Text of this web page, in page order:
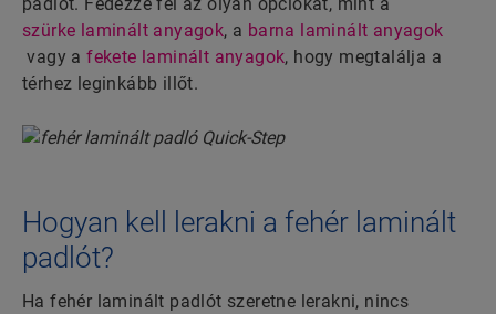
padlót. Fedezze fel az olyan opciókat, mint a
szürke laminált anyagok, a barna laminált anyagok
vagy afekete laminált anyagok, hogy megtalálja a
térhez leginkább illőt.
Hogyan kell lerakni a fehér laminált
padlót?
Ha fehér laminált padlót szeretne lerakni, nincs